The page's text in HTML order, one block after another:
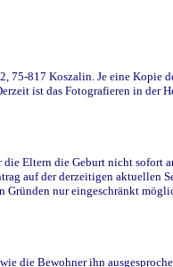
75-817 Koszalin. Je eine Kopie
ist das Fotografieren in der
Eltern die Geburt nicht sofort
auf der derzeitigen aktuellen
nur eingeschränkt
die Bewohner ihn